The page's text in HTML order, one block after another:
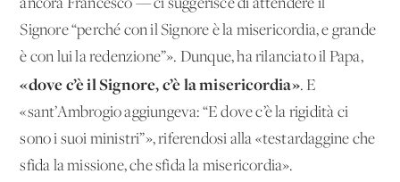
ancora Francesco — ci suggerisce di attendere il
Signore “perché con il Signore è la misericordia, e grande
è con lui la redenzione”». Dunque, ha rilanciato il Papa,
«dove c’è il Signore, c’è la misericordia». E
«sant’Ambrogio aggiungeva: “E dove c’è la rigidità ci
sono i suoi ministri”», riferendosi alla «testardaggine che
sfida la missione, che sfida la misericordia».